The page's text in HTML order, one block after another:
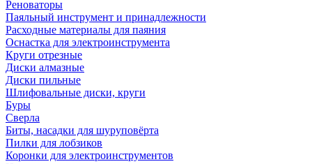
Реноваторы
Паяльный инструмент и принадлежности
Расходные материалы для паяния
Оснастка для электроинструмента
Круги отрезные
Диски алмазные
Диски пильные
Шлифовальные диски, круги
Буры
Сверла
Биты, насадки для шуруповёрта
Пилки для лобзиков
Коронки для электроинструментов